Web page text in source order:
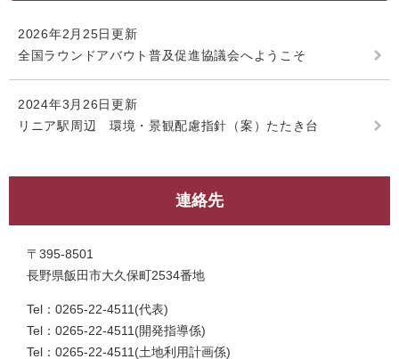
2026年2月25日更新
全国ラウンドアバウト普及促進協議会へようこそ
2024年3月26日更新
リニア駅周辺 環境・景観配慮指針（案）たたき台
連絡先
〒395-8501
長野県飯田市大久保町2534番地
Tel：0265-22-4511 代表
Tel：0265-22-4511
開発指導係
Tel：0265-22-4511 土地利用計画係